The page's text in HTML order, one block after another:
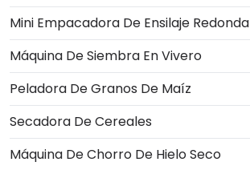
Mini Empacadora De Ensilaje Redonda
Máquina De Siembra En Vivero
Peladora De Granos De Maíz
Secadora De Cereales
Máquina De Chorro De Hielo Seco